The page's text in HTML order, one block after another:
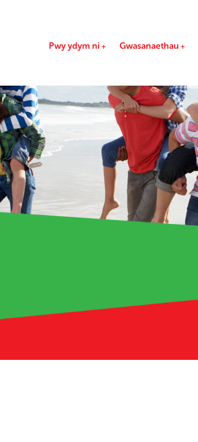
Pwy ydym ni Gwasanaethau